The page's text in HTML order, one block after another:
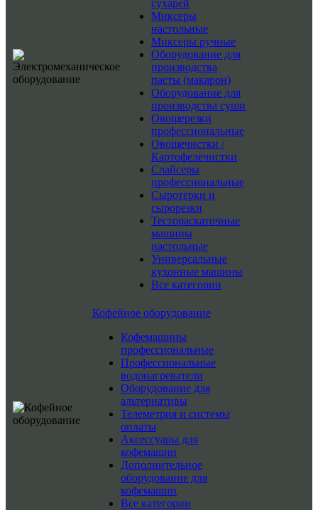
сухарей
Миксеры
настольные
Миксеры ручные
Оборудование для
производства
пасты (макарон)
Оборудование для
производства суши
Овощерезки
профессиональные
Овощечистки /
Картофелечистки
Слайсеры
профессиональные
Сыротерки и
сырорезки
Тестораскаточные
машины
настольные
Универсальные
кухонные машины
Все категории
Кофейное оборудование
Кофемашины
профессиональные
Профессиональные
водонагреватели
Оборудование для
альтернативы
Телеметрия и системы
оплаты
Аксессуары для
кофемашин
Дополнительное
оборудование для
кофемашин
Все категории